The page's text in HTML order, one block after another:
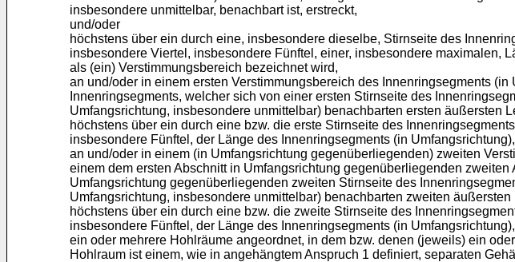
insbesondere unmittelbar, benachbart ist, erstreckt,
und/oder
höchstens über ein durch eine, insbesondere dieselbe, Stirnseite des
insbesondere Viertel, insbesondere Fünftel, einer, insbesondere maximalen,
als (ein) Verstimmungsbereich bezeichnet wird,
an und/oder in einem ersten Verstimmungsbereich des Innenringsegments
Innenringsegments, welcher sich von einer ersten Stirnseite des
Umfangsrichtung, insbesondere unmittelbar) benachbarten ersten äußersten
höchstens über ein durch eine bzw. die erste Stirnseite des
insbesondere Fünftel, der Länge des Innenringsegments (in
an und/oder in einem (in Umfangsrichtung gegenüberliegenden) zweiten
einem dem ersten Abschnitt in Umfangsrichtung gegenüberliegenden
Umfangsrichtung gegenüberliegenden zweiten Stirnseite des
Umfangsrichtung, insbesondere unmittelbar) benachbarten zweiten
höchstens über ein durch eine bzw. die zweite Stirnseite des
insbesondere Fünftel, der Länge des Innenringsegments (in
ein oder mehrere Hohlräume angeordnet, in dem bzw. denen (jeweils) ein
Hohlraum ist einem, wie in angehängtem Anspruch 1 definiert, separaten